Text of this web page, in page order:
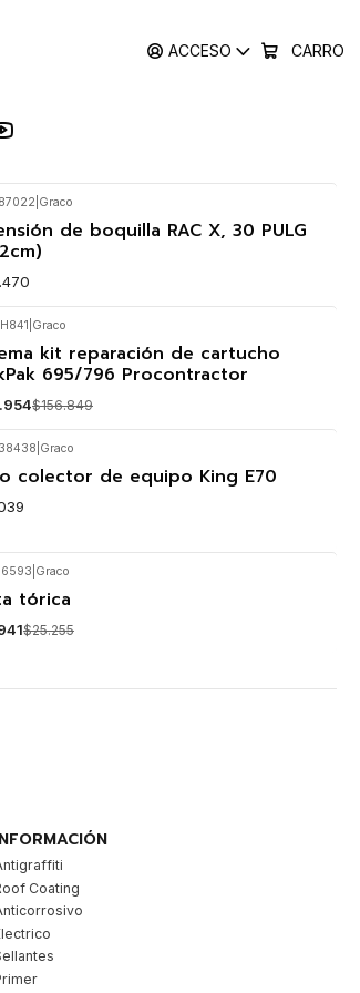
ACCESO CARRO
Graco
de boquilla RAC X, 30 PULG
Graco
kit reparación de cartucho
695/796 Procontractor
$156.849
Graco
colector de equipo King E70
Graco
tórica
$25.255
Coating